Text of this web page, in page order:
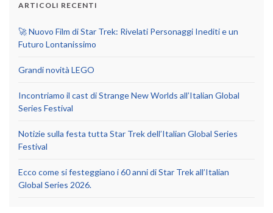
ARTICOLI RECENTI
🚀 Nuovo Film di Star Trek: Rivelati Personaggi Inediti e un
Futuro Lontanissimo
Grandi novità LEGO
Incontriamo il cast di Strange New Worlds all’Italian Global
Series Festival
Notizie sulla festa tutta Star Trek dell’Italian Global Series
Festival
Ecco come si festeggiano i 60 anni di Star Trek all’Italian
Global Series 2026.